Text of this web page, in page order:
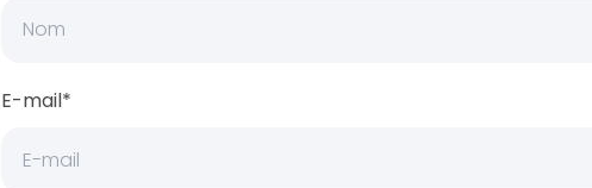
E-mail*